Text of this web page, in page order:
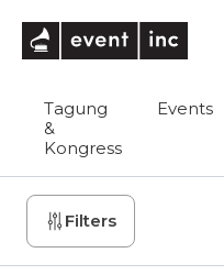
Tagung
&
Kongress
Events
Filters